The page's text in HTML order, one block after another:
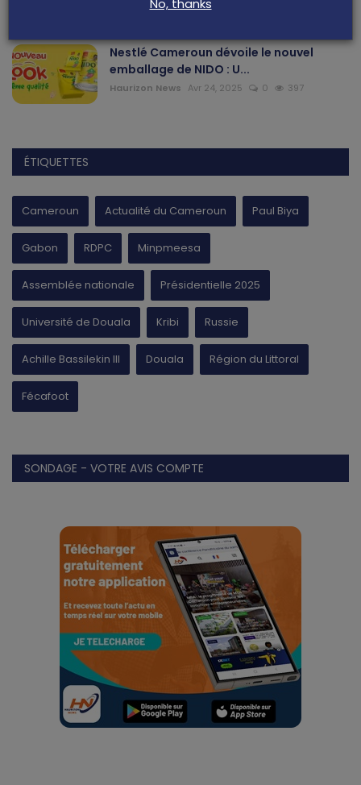
Haurizon News Jui 21, 2025
Nestlé Cameroun dévoile le nouvel
emballage de NIDO : U...
Haurizon News Avr 24, 2025 0 397
ÉTIQUETTES
Cameroun Actualité du Cameroun Paul Biya
Gabon RDPC Minpmeesa
Assemblée nationale Présidentielle 2025
Université de Douala Kribi Russie
Achille Bassilekin III Douala Région du Littoral
Fécafoot
SONDAGE - VOTRE AVIS COMPTE